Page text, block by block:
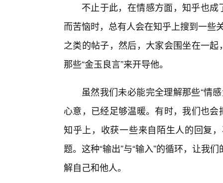
不止于此，在情感方面，知乎也成
而苦恼时，总有人会在知乎上搜到一些
之类的帖子，然后，大家会围坐在一
那些“金玉良言”来开导他。
虽然我们未必能完全理解那些“情
心意，已经足够温暖。有时，我们也
知乎上，收获一些来自陌生人的回复
题。这种“输出”与“输入”的循环，让我
解自己和他人。